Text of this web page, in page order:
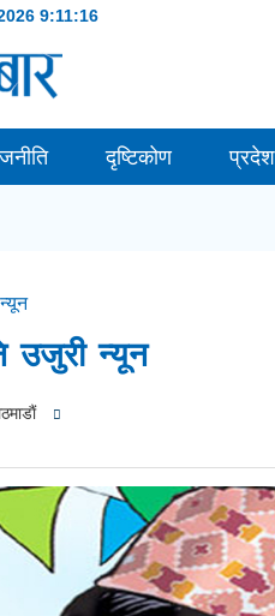
9:11:17
दृष्टिकोण प्रदेश
उजुरी न्यून